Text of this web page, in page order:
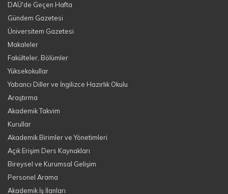
DAÜ'de Geçen Hafta
Gündem Gazetesi
Üniversitem Gazetesi
Makaleler
Fakülteler, Bölümler
Yüksekokullar
Yabancı Diller ve İngilizce Hazırlık Okulu
Araştırma
Akademik Takvim
Kurullar
Akademik Birimler ve Yönetimleri
Açık Erişim Ders Kaynakları
Bireysel ve Kurumsal Gelişim
Personel Arama
Akademik İş İlanları